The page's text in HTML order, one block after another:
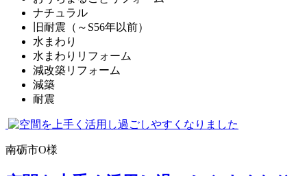
ナチュラル
旧耐震（～S56年以前）
水まわり
水まわりリフォーム
減改築リフォーム
減築
耐震
南砺市O様